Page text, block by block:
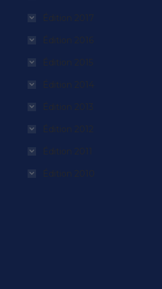
Édition 2017
Édition 2016
Édition 2015
Édition 2014
Édition 2013
Édition 2012
Édition 2011
Édition 2010